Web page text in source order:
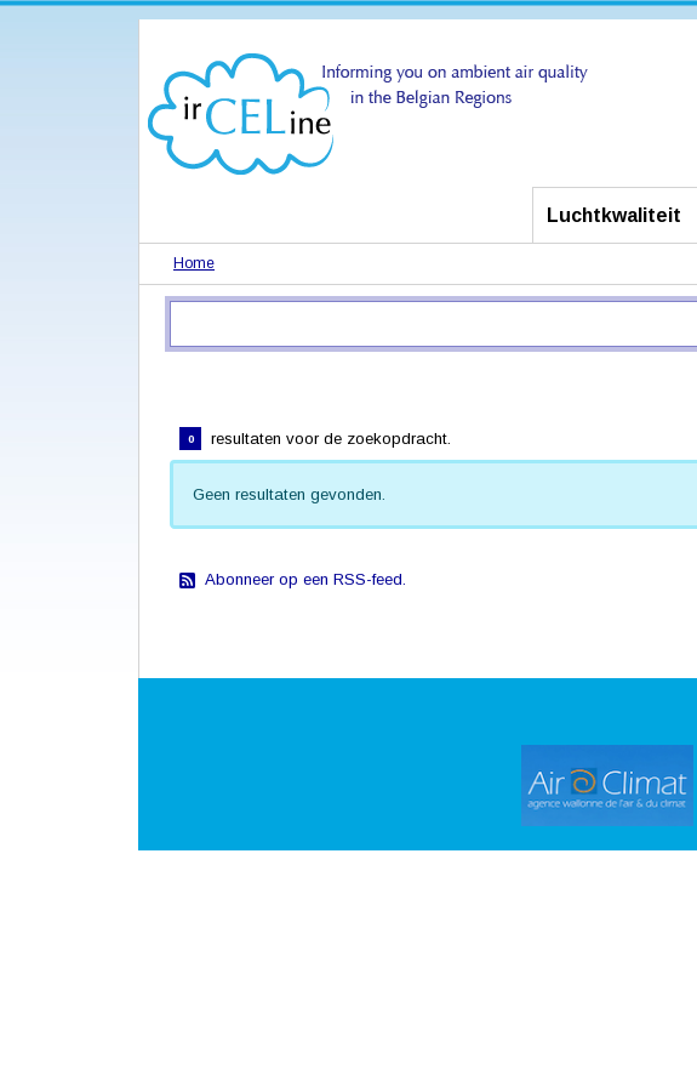
Luchtkwaliteit
Home
0 resultaten voor de zoekopdracht.
Geen resultaten gevonden.
Abonneer op een RSS-feed.